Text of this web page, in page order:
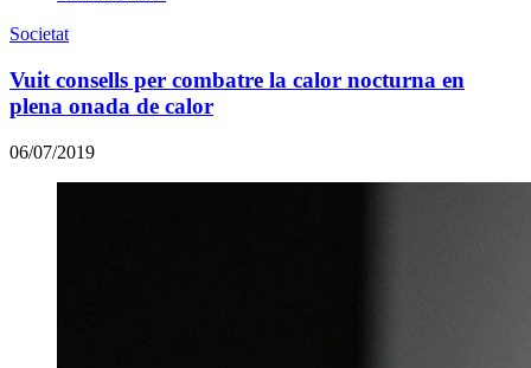
Societat
Vuit consells per combatre la calor nocturna en
plena onada de calor
06/07/2019